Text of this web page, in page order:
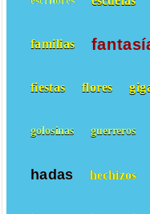
familias
fiestas flores
golosinas guerreros
hadas hechizos